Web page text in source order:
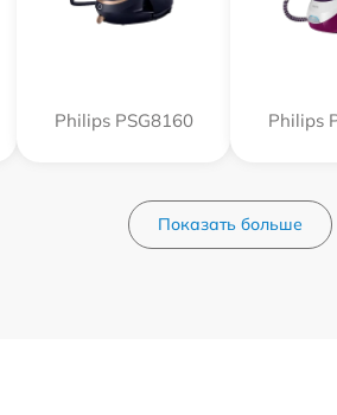
Philips PSG8160 Philips
Показать больше